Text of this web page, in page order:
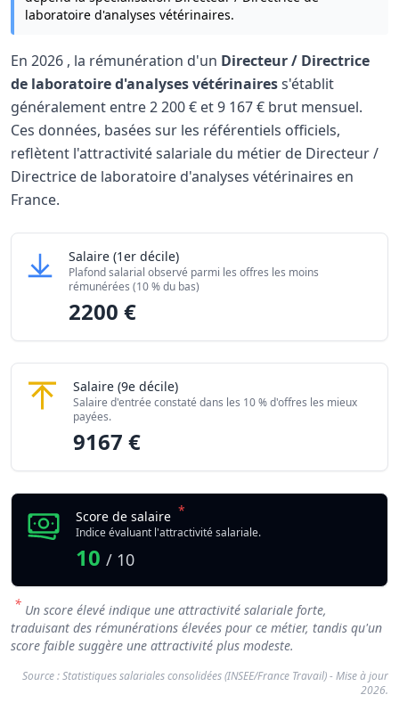
laboratoire d'analyses vétérinaires.
En 2026 , la rémunération d'un Directeur / Directrice
de laboratoire d'analyses vétérinairess'établit
généralement entre2 200 € et9 167 € brut mensuel.
Ces données, basées sur les référentiels officiels,
reflètent l'attractivité salariale du métier de Directeur /
Directrice de laboratoire d'analyses vétérinaires en
France.
Grille salariale Directeur / Directrice de laboratoire
Niveau de salaire (Déciles)
Salaire minimum (10% les moins rémunérés)
Salaire maximum (10% les mieux rémunérés)
Salaire Directeur / Directrice de laboratoire d'analyses
(1er décile)
Plafond salarial observé parmi les offres les moins
rémunérées (10 % du bas)
2200 €
Salaire Directeur / Directrice de laboratoire
(9e décile)
Salaire d'entrée constaté dans les 10 % d'offres les mieux
payées.
9167 €
Score de salaire *
Indice évaluant l'attractivité salariale.
10 / 10
* Un score élevé indique une attractivité salariale forte,
traduisant des rémunérations élevées pour ce métier, tandis qu'un
score faible suggère une attractivité plus modeste.
Source : Statistiques salariales consolidées (INSEE/France Travail) - Mise à jour
2026.